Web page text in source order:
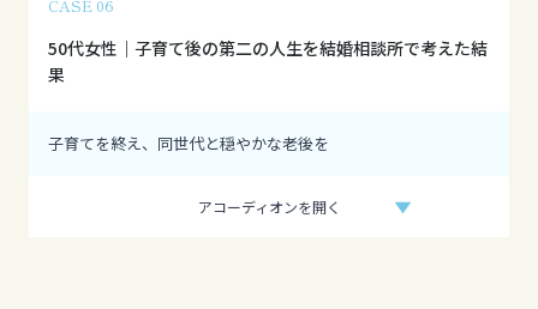
CASE 06
50代女性｜子育て後の第二の人生を結婚相談所で考えた結
果
子育てを終え、同世代と穏やかな老後を
アコーディオンを開く